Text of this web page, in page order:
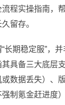
程实操指南，
留存。
长期稳定服”，
其具备三大底
数据丢失）、
制氪金赶进度